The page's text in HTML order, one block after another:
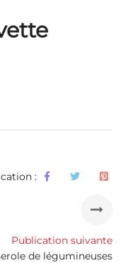
:
Publication suivante
de légumineuses